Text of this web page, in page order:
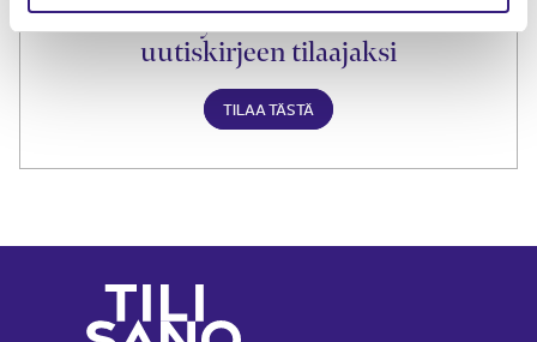
Liity Tilisanomien
uutiskirjeen tilaajaksi
TILAA TÄSTÄ